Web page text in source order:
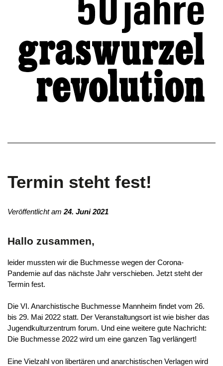
Termin steht fest!
Veröffentlicht am 24. Juni 2021
Hallo zusammen,
leider mussten wir die Buchmesse wegen der Corona-
Pandemie auf das nächste Jahr verschieben. Jetzt steht der
Termin fest.
Die VI. Anarchistische Buchmesse Mannheim findet vom 26.
bis 29. Mai 2022 statt. Der Veranstaltungsort ist wie bisher das
Jugendkulturzentrum forum. Und eine weitere gute Nachricht:
Die Buchmesse 2022 wird um eine ganzen Tag verlängert!
Eine Vielzahl von libertären und anarchistischen Verlagen wird